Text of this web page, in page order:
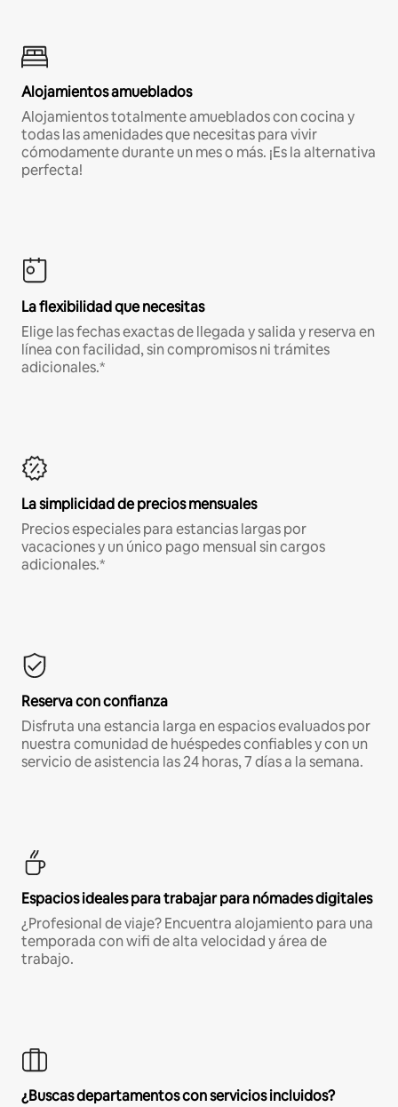
Alojamientos amueblados
Alojamientos totalmente amueblados con cocina y
todas las amenidades que necesitas para vivir
cómodamente durante un mes o más. ¡Es la alternativa
perfecta!
La flexibilidad que necesitas
Elige las fechas exactas de llegada y salida y reserva en
línea con facilidad, sin compromisos ni trámites
adicionales.*
La simplicidad de precios mensuales
Precios especiales para estancias largas por
vacaciones y un único pago mensual sin cargos
adicionales.*
Reserva con confianza
Disfruta una estancia larga en espacios evaluados por
nuestra comunidad de huéspedes confiables y con un
servicio de asistencia las 24 horas, 7 días a la semana.
Espacios ideales para trabajar para nómades digitales
¿Profesional de viaje? Encuentra alojamiento para una
temporada con wifi de alta velocidad y área de
trabajo.
¿Buscas departamentos con servicios incluidos?